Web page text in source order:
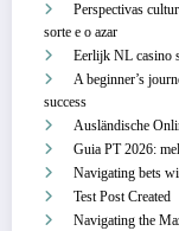
Perspectivas
sorte e o azar
Eerlijk NL casino
A beginner’s
success
Ausländische
Guia PT 2026:
Navigating bets
Test Post Created
Navigating the